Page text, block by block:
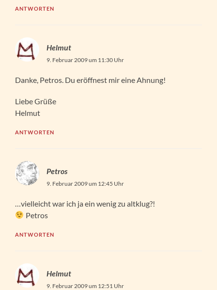
ANTWORTEN
Helmut
9. Februar 2009 um 11:30 Uhr
Danke, Petros. Du eröffnest mir eine Ahnung!
Liebe Grüße
Helmut
ANTWORTEN
Petros
9. Februar 2009 um 12:45 Uhr
…vielleicht war ich ja ein wenig zu altklug?!
Petros
ANTWORTEN
Helmut
9. Februar 2009 um 12:51 Uhr